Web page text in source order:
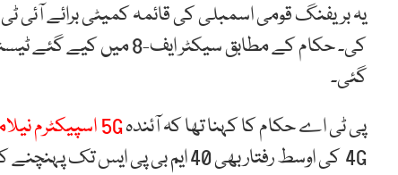
یہ بریفنگ قومی اسمبلی کی قائمہ کمیٹی برائے
کی۔ حکام کے مطابق سیکٹر ایف-8 میں کیے گئے ٹیسٹس میں
گئی۔
پی ٹی اے حکام کا کہنا تھا کہ آئندہ5G اسپیکٹرم نیلامی
4G کی اوسط رفتار بھی 40 ایم بی پی ایس تک پہنچنے کی توقع ہے۔